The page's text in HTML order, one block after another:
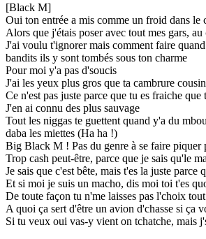
[Black M]
Oui ton entrée a mis comme un froid dans le
Alors que j'étais poser avec tout mes gars, au
J'ai voulu t'ignorer mais comment faire
bandits ils y sont tombés sous ton charme
Pour moi y'a pas d'soucis
J'ai les yeux plus gros que ta cambrure
Ce n'est pas juste parce que tu es fraiche
J'en ai connu des plus sauvage
Tout les niggas te guettent quand y'a du
daba les miettes (Ha ha !)
Big Black M ! Pas du genre à se faire piquer
Trop cash peut-être, parce que je sais qu'le
Je sais que c'est bête, mais t'es la juste parce
Et si moi je suis un macho, dis moi toi t'es
De toute façon tu n'me laisses pas l'choix
A quoi ça sert d'être un avion d'chasse si ça
Si tu veux oui vas-y vient on tchatche, mais